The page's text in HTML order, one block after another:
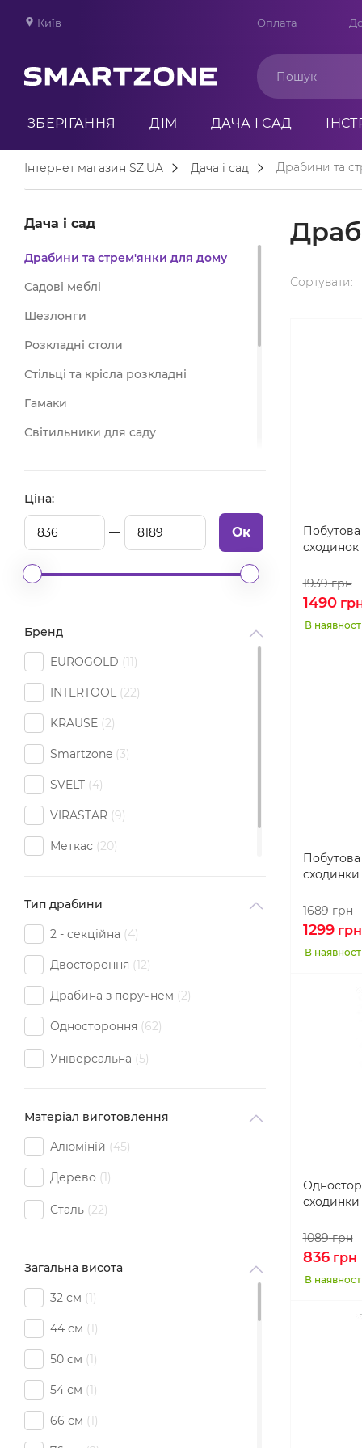
Київ Оплата
ЗБЕРІГАННЯ ДІМ ДАЧА І САД
Інтернет магазин SZ.UA Дача і сад Драбини та
Дача і сад
Драбини та стрем'янки для дому
Садові меблі
Шезлонги
Розкладні столи
Стільці та крісла розкладні
Гамаки
Світильники для саду
Кострові чаші
Сковороди з диску
Інструмент для саду
Туристичний посуд
Настільні ігри для дорослих
Ціна:
Ок
Бренд
EUROGOLD 11
INTERTOOL 22
KRAUSE 2
Smartzone 3
SVELT 4
VIRASTAR 9
Меткас 20
Тип драбини
2 - секційна 4
Двостороння 12
Драбина з поручнем 2
Одностороння 62
Універсальна 5
Матеріал виготовлення
Алюміній 45
Дерево 1
Сталь 22
Загальна висота
32 см 1
44 см 1
50 см 1
54 см 1
66 см 1
Сортувати:
сходинок
1939грн
1490
В
сходинки
1689грн
1299грн
В
сходинки
1089грн
836грн
В